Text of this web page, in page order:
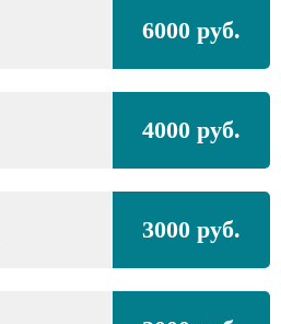
6000 руб.
4000 руб.
3000 руб.